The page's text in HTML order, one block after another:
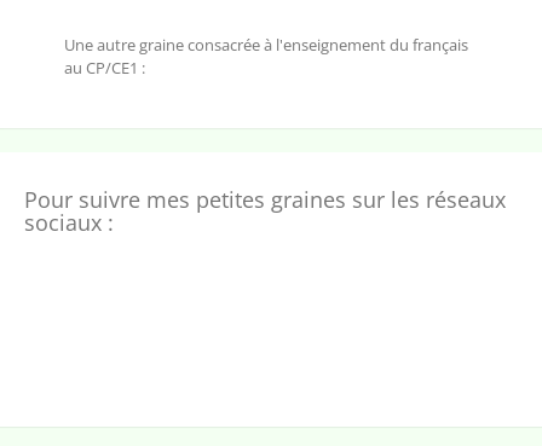
Une autre graine consacrée à l'enseignement du français
au CP/CE1 :
Pour suivre mes petites graines sur les réseaux
sociaux :